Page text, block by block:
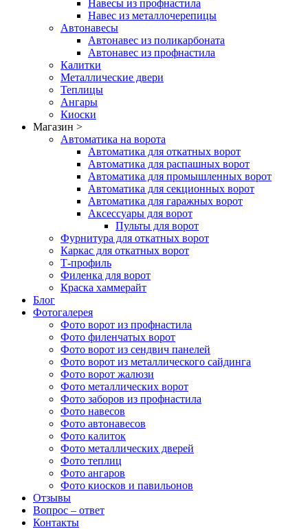
Навесы из профнастила
Навес из металлочерепицы
Автонавесы
Автонавес из поликарбоната
Автонавес из профнастила
Калитки
Металлические двери
Теплицы
Ангары
Киоски
Магазин >
Автоматика на ворота
Автоматика для откатных ворот
Автоматика для распашных ворот
Автоматика для промышленных ворот
Автоматика для секционных ворот
Автоматика для гаражных ворот
Аксессуары для ворот
Пульты для ворот
Фурнитура для откатных ворот
Каркас для откатных ворот
Т-профиль
Филенка для ворот
Краска хаммерайт
Блог
Фотогалерея
Фото ворот из профнастила
Фото филенчатых ворот
Фото ворот из сендвич панелей
Фото ворот из металлического сайдинга
Фото ворот жалюзи
Фото металлических ворот
Фото заборов из профнастила
Фото навесов
Фото автонавесов
Фото калиток
Фото металлических дверей
Фото теплиц
Фото ангаров
Фото киосков и павильонов
Отзывы
Вопрос – ответ
Контакты